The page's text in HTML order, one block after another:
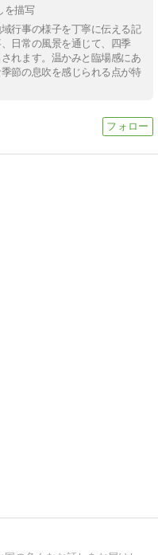
を描写
行事の様子を丁寧に伝える記
日常の風景を通じて、四季
れます。温かみと臨場感にあ
節の息吹を感じられる点が特